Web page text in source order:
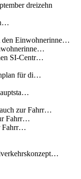
dreizehn
den Einwohnerinne…
SI-Centr…
für di…
zur Fahrr…
Fahrr…
Fahrr…